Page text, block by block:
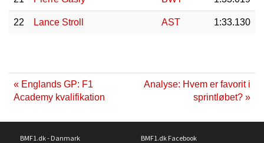
22 Lance Stroll AST 1:33.130
« Englands GP: F1
Academy kvalifikation
Analyse: Hvem er favorit i
sprintløbet? »
BMF1.dk - Danmark
BMF1.dk Facebook